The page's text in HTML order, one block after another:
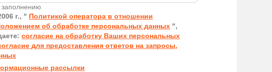
заполнению
г., " Политикой оператора в отношении
об обработке персональных данных ",
согласие на обработку Ваших персональных
для предоставления ответов на запросы,
рассылки